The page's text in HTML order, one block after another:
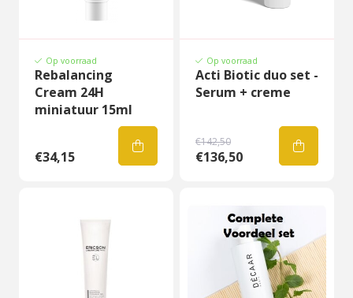
Op voorraad
Rebalancing
Cream 24H
miniatuur 15ml
€34,15
Op voorraad
Acti Biotic duo set -
Serum + creme
€142,50
€136,50